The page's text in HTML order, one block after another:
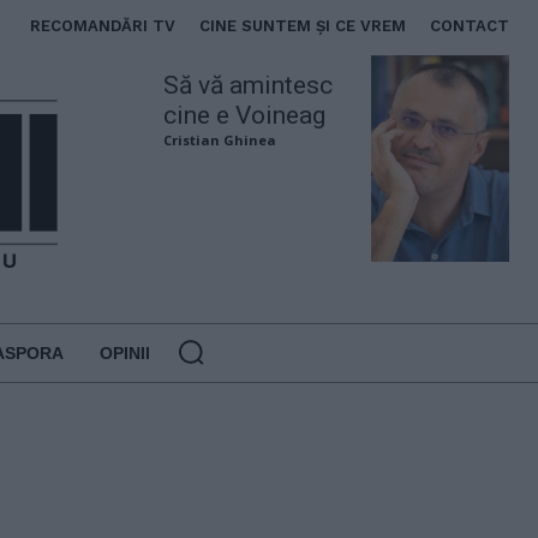
RECOMANDĂRI TV CINE SUNTEM ȘI CE VREM CONTACT
Să vă amintesc
cine e Voineag
Cristian Ghinea
OPINII